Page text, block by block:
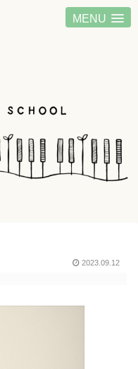
MENU
2023.09.12